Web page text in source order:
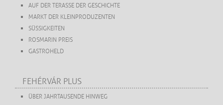
AUF DER TERASSE DER GESCHICHTE
MARKT DER KLEINPRODUZENTEN
SÜSSIGKEITEN
ROSMARIN PREIS
GASTROHELD
FEHÉRVÁR PLUS
ÜBER JAHRTAUSENDE HINWEG